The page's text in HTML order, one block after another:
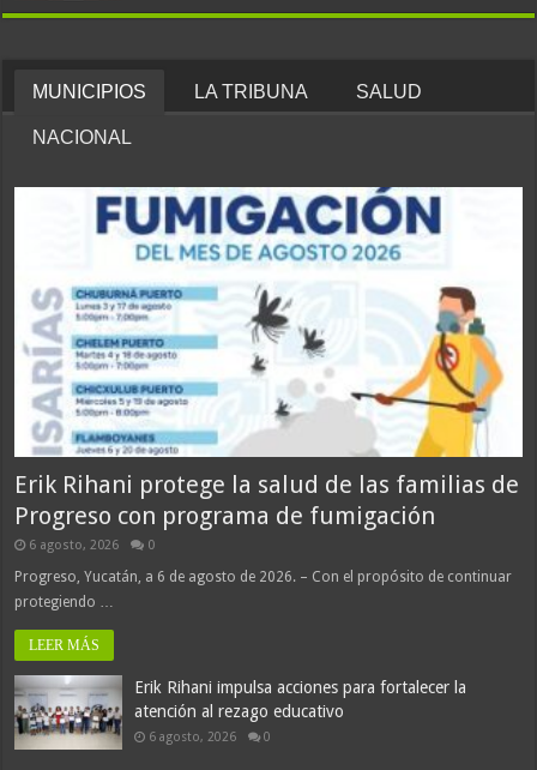
MUNICIPIOS LA TRIBUNA SALUD
NACIONAL
Erik Rihani protege la salud de las familias de
Progreso con programa de fumigación
6 agosto, 2026 0
Progreso, Yucatán, a 6 de agosto de 2026. – Con el propósito de continuar
protegiendo …
LEER MÁS
Erik Rihani impulsa acciones para fortalecer la
atención al rezago educativo
6 agosto, 2026 0